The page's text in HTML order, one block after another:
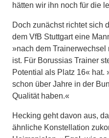
hätten wir ihn noch für die
Doch zunächst richtet sich
dem VfB Stuttgart eine
»nach dem
ist. Für Borussias Trainer
Potential als Platz 16«
schon über Jahre in der
Qualität haben.«
Hecking geht davon aus,
ähnliche Konstellation